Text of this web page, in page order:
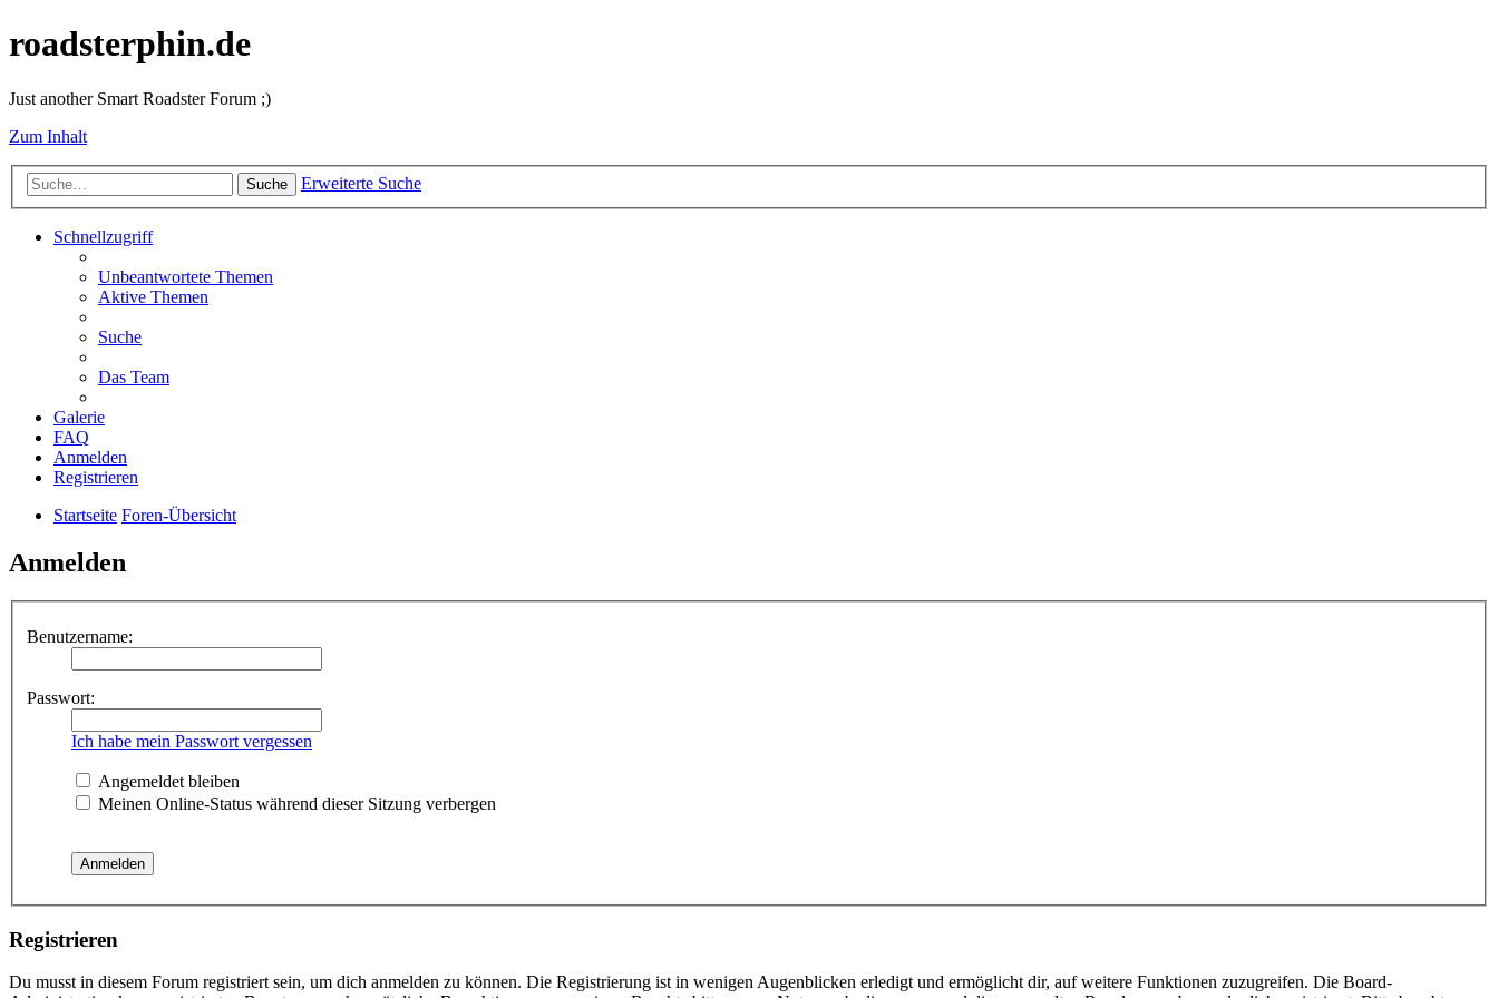
roadsterphin.de
Just another Smart Roadster Forum ;)
Zum Inhalt
Suche Erweiterte Suche
Schnellzugriff
Unbeantwortete Themen
Aktive Themen
Suche
Das Team
Galerie
FAQ
Anmelden
Registrieren
Startseite Foren-Übersicht
Anmelden
Benutzername:
Passwort:
Ich habe mein Passwort vergessen
Angemeldet bleiben
Meinen Online-Status während dieser Sitzung verbergen
Registrieren
Du musst in diesem Forum registriert sein, um dich anmelden zu können. Die Registrierung ist in wenigen Augenblicken erledigt und ermöglicht dir, auf weitere Funktionen zuzugreifen. Die Board-